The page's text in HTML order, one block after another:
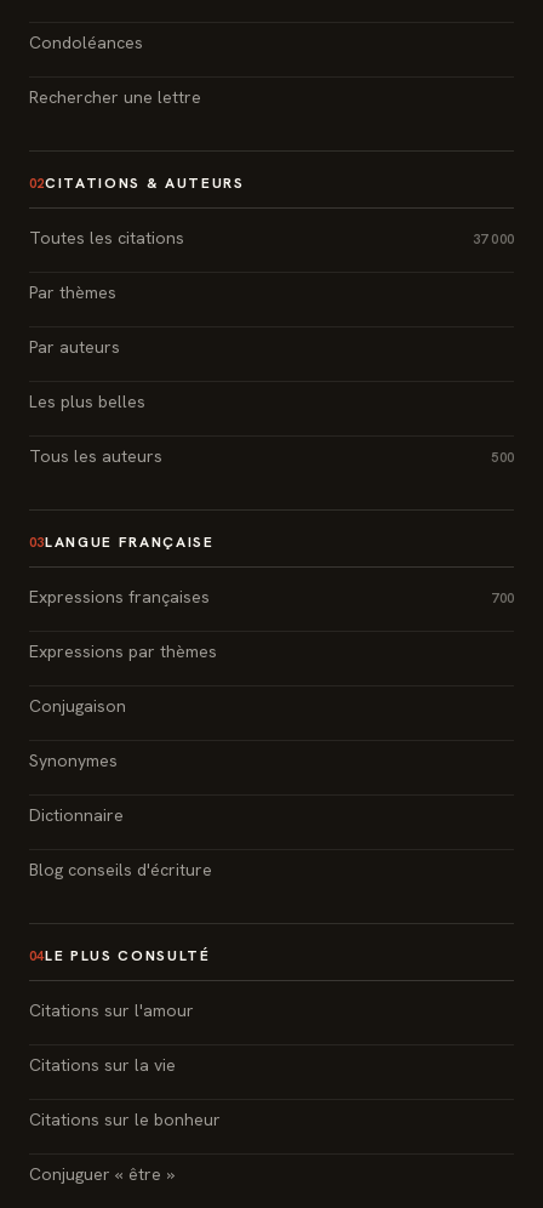
Condoléances
Rechercher une lettre
02CITATIONS & AUTEURS
Toutes les citations 37 000
Par thèmes
Par auteurs
Les plus belles
Tous les auteurs 500
03LANGUE FRANÇAISE
Expressions françaises 700
Expressions par thèmes
Conjugaison
Synonymes
Dictionnaire
Blog conseils d'écriture
04LE PLUS CONSULTÉ
Citations sur l'amour
Citations sur la vie
Citations sur le bonheur
Conjuguer « être »